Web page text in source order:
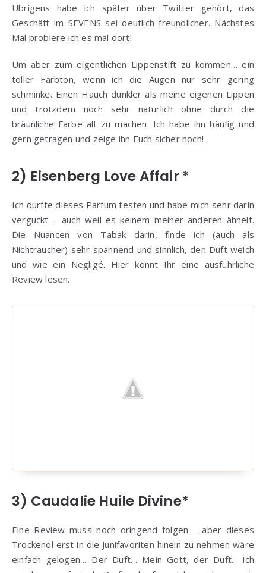
Übrigens habe ich später über Twitter gehört, das
Geschäft im SEVENS sei deutlich freundlicher. Nächstes
Mal probiere ich es mal dort!
Um aber zum eigentlichen Lippenstift zu kommen… ein
toller Farbton, wenn ich die Augen nur sehr gering
schminke. Einen Hauch dunkler als meine eigenen Lippen
und trotzdem noch sehr natürlich ohne durch die
bräunliche Farbe alt zu machen. Ich habe ihn häufig und
gern getragen und zeige ihn Euch sicher noch!
2) Eisenberg Love Affair *
Ich durfte dieses Parfum testen und habe mich sehr darin
verguckt – auch weil es keinem meiner anderen ähnelt.
Die Nuancen von Tabak darin, finde ich (auch als
Nichtraucher) sehr spannend und sinnlich, den Duft weich
und wie ein Negligé. Hier könnt Ihr eine ausführliche
Review lesen.
3) Caudalie Huile Divine*
Eine Review muss noch dringend folgen – aber dieses
Trockenöl erst in die Junifavoriten hinein zu nehmen wäre
einfach gelogen… Der Duft… Mein Gott, der Duft… ich